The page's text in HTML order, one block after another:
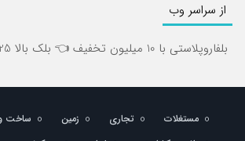
از سراسر وب
بلفاروپلاستی با 10 میلیون تخفیف 👈 بلک بالا 25 پلک پایین 35
مستغلات تجاری زمین
ساخت